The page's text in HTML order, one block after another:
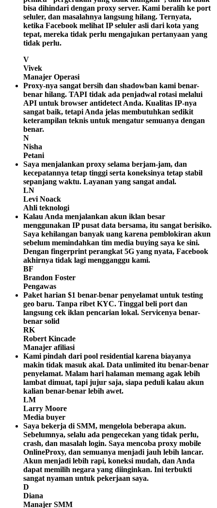
bisa dihindari dengan proxy server. Kami beralih ke port
seluler, dan masalahnya langsung hilang. Ternyata,
ketika Facebook melihat IP seluler asli dari kota yang
tepat, mereka tidak perlu mengajukan pertanyaan yang
tidak perlu.
V
Vivek
Manajer Operasi
Proxy-nya sangat bersih dan shadowban kami benar-
benar hilang. TAPI tidak ada penjadwal rotasi melalui
API untuk browser antidetect Anda. Kualitas IP-nya
sangat baik, tetapi Anda jelas membutuhkan sedikit
keterampilan teknis untuk mengatur semuanya dengan
benar.
N
Nisha
Petani
Saya menjalankan proxy selama berjam-jam, dan
kecepatannya tetap tinggi serta koneksinya tetap stabil
sepanjang waktu. Layanan yang sangat andal.
LN
Levi Noack
Ahli teknologi
Kalau Anda menjalankan akun iklan besar
menggunakan IP pusat data bersama, itu sangat berisiko.
Saya kehilangan banyak uang karena pemblokiran akun
sebelum memindahkan tim media buying saya ke sini.
Dengan fingerprint perangkat 5G yang nyata, Facebook
akhirnya tidak lagi mengganggu kami.
BF
Brandon Foster
Pengawas
Paket harian $1 benar-benar penyelamat untuk testing
geo baru. Tanpa ribet KYC. Tinggal beli port dan
langsung cek iklan pencarian lokal. Servicenya benar-
benar solid
RK
Robert Kincade
Manajer afiliasi
Kami pindah dari pool residential karena biayanya
makin tidak masuk akal. Data unlimited itu benar-benar
penyelamat. Malam hari halaman memang agak lebih
lambat dimuat, tapi jujur saja, siapa peduli kalau akun
kalian benar-benar lebih awet.
LM
Larry Moore
Media buyer
Saya bekerja di SMM, mengelola beberapa akun.
Sebelumnya, selalu ada pengecekan yang tidak perlu,
crash, dan masalah login. Saya mencoba proxy mobile
OnlineProxy, dan semuanya menjadi jauh lebih lancar.
Akun menjadi lebih rapi, koneksi mudah, dan Anda
dapat memilih negara yang diinginkan. Ini terbukti
sangat nyaman untuk pekerjaan saya.
D
Diana
Manajer SMM